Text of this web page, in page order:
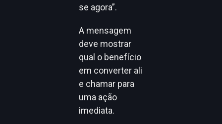
se agora”.
A mensagem
deve mostrar
qual o benefício
em converter ali
e chamar para
uma ação
imediata.